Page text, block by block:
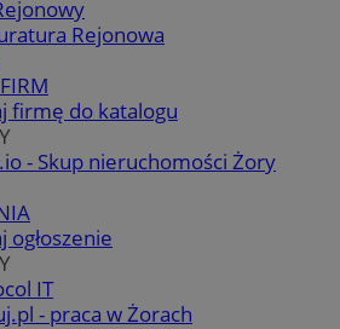
Rejonowa
firmę do katalogu
- Skup nieruchomości Żory
ogłoszenie
IT
- praca w Żorach